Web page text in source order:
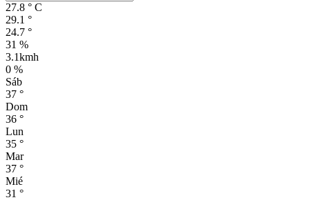
27.8 ° C
29.1 °
24.7 °
31 %
3.1kmh
0 %
Sáb
37 °
Dom
36 °
Lun
35 °
Mar
37 °
Mié
31 °